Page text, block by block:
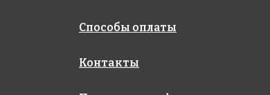
Способы оплаты
Контакты